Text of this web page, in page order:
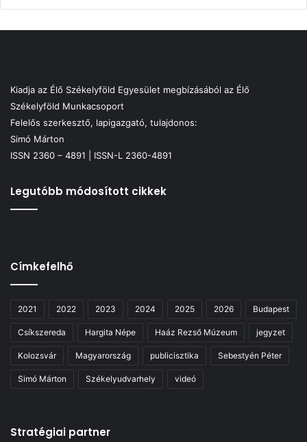
Kiadja az Élő Székelyföld Egyesület megbízásából az Élő
Székelyföld Munkacsoport
Felelős szerkesztő, lapigazgató, tulajdonos:
Simó Márton
ISSN 2360 – 4891 | ISSN-L 2360-4891
Legutóbb módosított cikkek
Címkefelhő
2021 2022 2023 2024 2025 2026 Budapest
Csíkszereda Hargita Népe Haáz Rezső Múzeum jegyzet
Kolozsvár Magyarország publicisztika Sebestyén Péter
Simó Márton Székelyudvarhely videó
Stratégiai partner